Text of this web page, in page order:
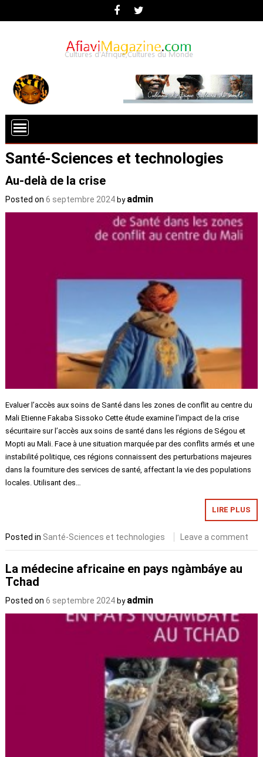
Santé-Sciences et technologies
Au-delà de la crise
Posted on6 septembre 2024 by admin
Evaluer l’accès aux soins de Santé dans les zones de conflit au centre du
Mali Etienne Fakaba Sissoko Cette étude examine l’impact de la crise
sécuritaire sur l’accès aux soins de santé dans les régions de Ségou et
Mopti au Mali. Face à une situation marquée par des conflits armés et une
instabilité politique, ces régions connaissent des perturbations majeures
dans la fourniture des services de santé, affectant la vie des populations
locales. Utilisant des…
LIRE PLUS
Posted in Santé-Sciences et technologies Leave a comment
La médecine africaine en pays ngàmbáye au
Tchad
Posted on6 septembre 2024 by admin